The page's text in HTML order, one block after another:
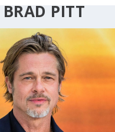
PITT